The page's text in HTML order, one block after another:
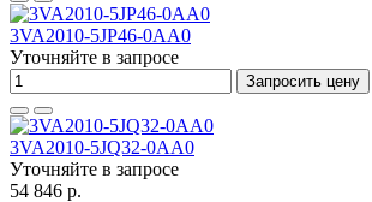
3VA2010-5JP46-0AA0
Уточняйте в запросе
Запросить цену
3VA2010-5JQ32-0AA0
Уточняйте в запросе
54 846 р.